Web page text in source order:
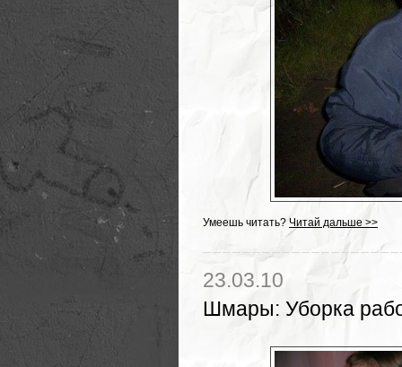
Умеешь читать? Читай дальше >>
23.03.10
Шмары: Уборка